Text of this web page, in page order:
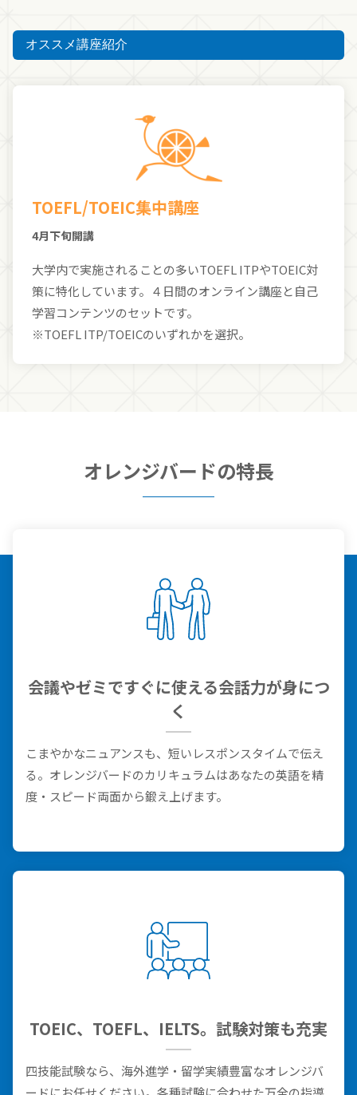
オススメ講座紹介
TOEFL/TOEIC集中講座
4月下旬開講
大学内で実施されることの多いTOEFL ITPやTOEIC対
策に特化しています。４日間のオンライン講座と自己
学習コンテンツのセットです。
※TOEFL ITP/TOEICのいずれかを選択。
オレンジバードの特長
会議やゼミですぐに使える会話力が身につ
く
こまやかなニュアンスも、短いレスポンスタイムで伝え
る。オレンジバードのカリキュラムはあなたの英語を精
度・スピード両面から鍛え上げます。
TOEIC、TOEFL、IELTS。試験対策も充実
四技能試験なら、海外進学・留学実績豊富なオレンジバ